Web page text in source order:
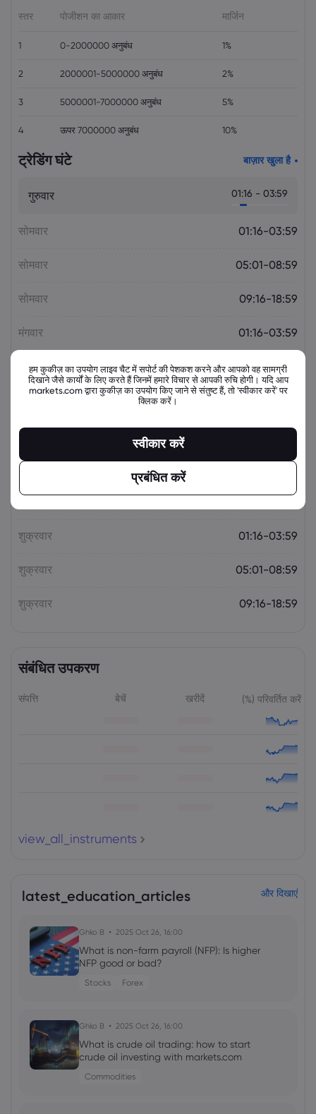
स्तर पोजीशन का आकार मार्जिन
1 0-2000000 अनुबंध 1%
2 2000001-5000000 अनुबंध 2%
3 5000001-7000000 अनुबंध 5%
4 ऊपर 7000000 अनुबंध 10%
ट्रेडिंग घंटे बाज़ार खुला है
गुरुवार 01:16 - 03:59
सोमवार 01:16-03:59
सोमवार 05:01-08:59
सोमवार 09:16-18:59
मंगवार 01:16-03:59
मंगवार 05:01-08:59
बुधवार 01:16-03:59
बुधवार 05:01-08:59
शुक्रवार 01:16-03:59
शुक्रवार 05:01-08:59
शुक्रवार 09:16-18:59
संबंधित उपकरण
संपत्ति बेचें खरीदें (%) परिवर्तित करें
view_all_instruments
latest_education_articles और दिखाएं
Ghko B 2025 Oct 26, 16:00
What is non-farm payroll (NFP): Is higher
NFP good or bad?
Stocks Forex
Ghko B 2025 Oct 26, 16:00
What is crude oil trading: how to start
crude oil investing with markets.com
Commodities
हम कुकीज़ का उपयोग लाइव चैट में सपोर्ट की पेशकश करने और आपको वह सामग्री
दिखाने जैसे कार्यों के लिए करते हैं जिनमें हमारे विचार से आपकी रुचि होगी। यदि आप
markets.com द्वारा कुकीज़ का उपयोग किए जाने से संतुष्ट हैं, तो 'स्वीकार करें' पर
क्लिक करें।
स्वीकार करें
प्रबंधित करें